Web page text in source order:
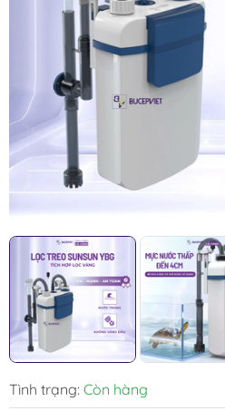
Tình trạng: Còn hàng